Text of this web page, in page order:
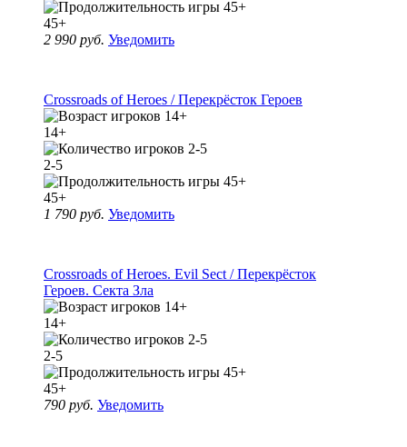
45+
2 990 руб. Уведомить
Crossroads of Heroes / Перекрёсток Героев
14+
2-5
45+
1 790 руб. Уведомить
Crossroads of Heroes. Evil Sect / Перекрёсток
Героев. Секта Зла
14+
2-5
45+
790 руб. Уведомить